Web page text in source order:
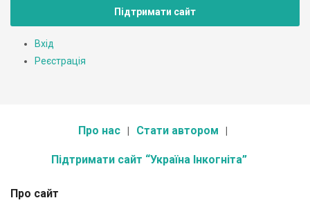
Підтримати сайт
Вхід
Реєстрація
Про нас Стати автором
Підтримати сайт “Україна Інкогніта”
Про сайт